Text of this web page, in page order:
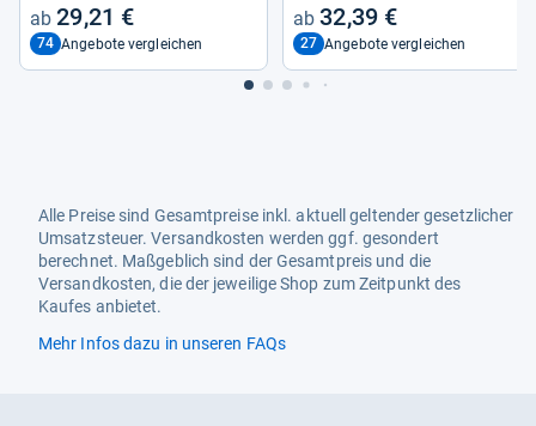
29,21 €
74 Angebote vergleichen
32,39 €
27 Angebote vergleichen
Alle Preise sind Gesamtpreise inkl. aktuell geltender gesetzlicher
Umsatzsteuer. Versandkosten werden ggf. gesondert
berechnet. Maßgeblich sind der Gesamtpreis und die
Versandkosten, die der jeweilige Shop zum Zeitpunkt des
Kaufes anbietet.
Mehr Infos dazu in unseren FAQs